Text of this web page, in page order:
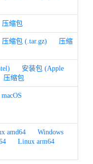
压缩包
压缩包 (.tar.gz)
压缩
安装包 (Apple
压缩包
macOS
amd64
Windows
Linux arm64